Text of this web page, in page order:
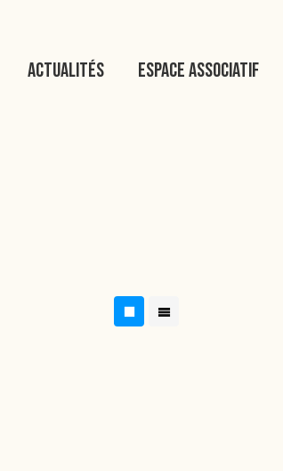
Actualités Espace associatif